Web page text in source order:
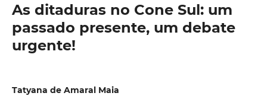
As ditaduras no Cone Sul: um
passado presente, um debate
urgente!
Tatyana de Amaral Maia